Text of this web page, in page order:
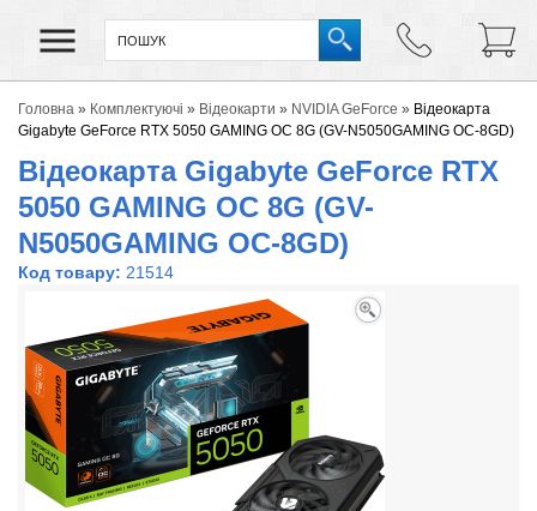
Головна » Комплектуючі » Відеокарти » NVIDIA GeForce » Відеокарта
Gigabyte GeForce RTX 5050 GAMING OC 8G (GV-N5050GAMING OC-8GD)
Відеокарта Gigabyte GeForce RTX
5050 GAMING OC 8G (GV-
N5050GAMING OC-8GD)
Код товару: 21514